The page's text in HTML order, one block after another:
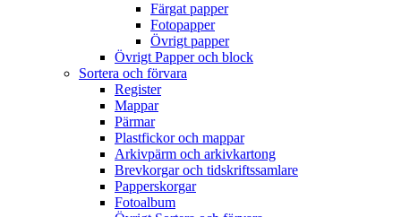
Färgat papper
Fotopapper
Övrigt papper
Övrigt Papper och block
Sortera och förvara
Register
Mappar
Pärmar
Plastfickor och mappar
Arkivpärm och arkivkartong
Brevkorgar och tidskriftssamlare
Papperskorgar
Fotoalbum